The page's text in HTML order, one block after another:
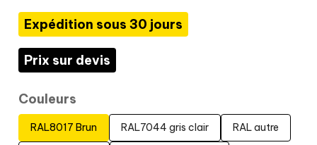
Expédition sous 30 jours
Prix sur devis
Couleurs
RAL8017 Brun RAL7044 gris clair RAL autre